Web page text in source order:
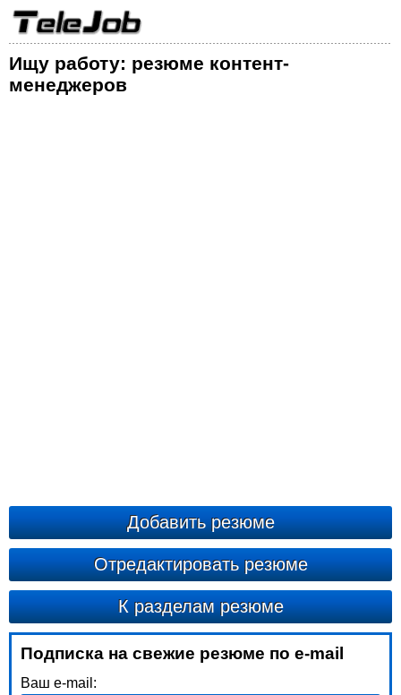
Ищу работу: резюме контент-
менеджеров
Добавить резюме
Отредактировать резюме
К разделам резюме
Подписка на свежие резюме по e-mail
Ваш e-mail: